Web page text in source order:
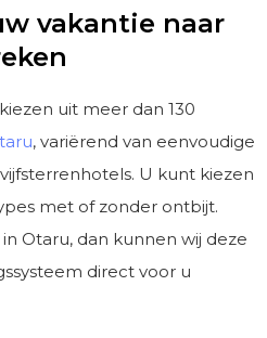
vakantie naar
uit meer dan 130
, variërend van eenvoudige
U kunt kiezen
met of zonder ontbijt.
Otaru, dan kunnen wij deze
direct voor u